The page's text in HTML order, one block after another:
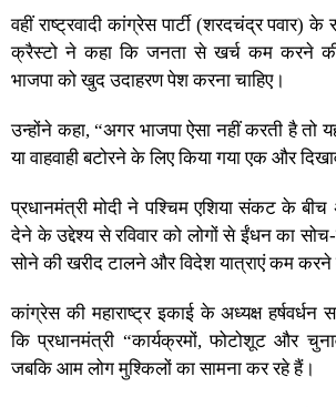
वहीं राष्ट्रवादी कांग्रेस पार्टी (शरदचंद्र पवार) के
क्रैस्टो ने कहा कि जनता से खर्च कम करने
भाजपा को खुद उदाहरण पेश करना चाहिए।
उन्होंने कहा, “अगर भाजपा ऐसा नहीं करती है तो
या वाहवाही बटोरने के लिए किया गया एक और
प्रधानमंत्री मोदी ने पश्चिम एशिया संकट के बीच
देने के उद्देश्य से रविवार को लोगों से ईंधन का
सोने की खरीद टालने और विदेश यात्राएं कम करने
कांग्रेस की महाराष्ट्र इकाई के अध्यक्ष
कि प्रधानमंत्री “कार्यक्रमों, फोटोशूट और
जबकि आम लोग मुश्किलों का सामना कर रहे हैं।